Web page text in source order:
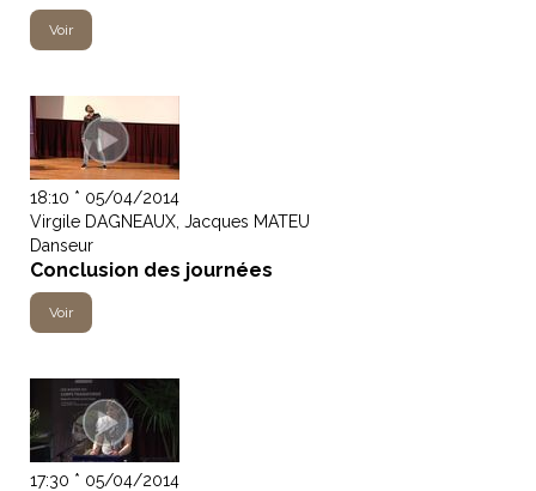
Voir
18:10 * 05/04/2014
Virgile DAGNEAUX, Jacques MATEU
Danseur
Conclusion des journées
Voir
17:30 * 05/04/2014